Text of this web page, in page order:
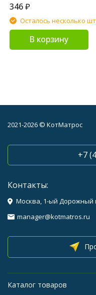
346₽
Осталось несколько
В корзину
2021-2026 © КотМатрос
+7
Контакты:
Москва, 1-ый Дорожный
manager@kotmatros.ru
Каталог товаров